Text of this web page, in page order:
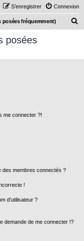
Connexion
S’enregistrer
fréquemment)
posées
me connecter ?!
des membres connectés ?
!
d’utilisateur ?
demande de me connecter !?